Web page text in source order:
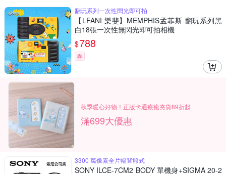
翻玩系列一次性閃光即可拍
【LFANI 樂斐】MEMPHIS孟菲斯 翻玩系列黑
白18張一次性無閃光即可拍相機
$788
券
秋季暖心好物！正版卡通療癒夯貨89折起
滿699大優惠
3300 萬像素全片幅背照式
SONY ILCE-7CM2 BODY 單機身+SIGMA 20-2